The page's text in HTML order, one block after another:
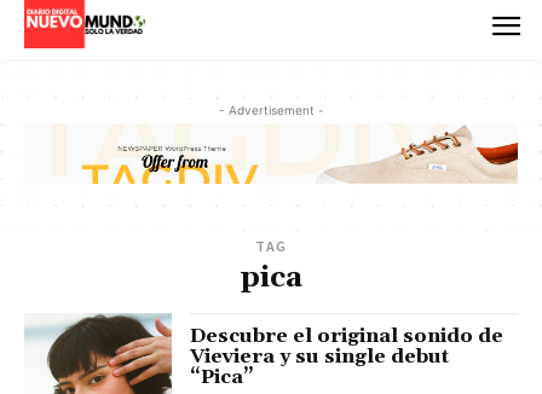
- Advertisement -
TAG
pica
Descubre el original sonido de
Vieviera y su single debut
“Pica”